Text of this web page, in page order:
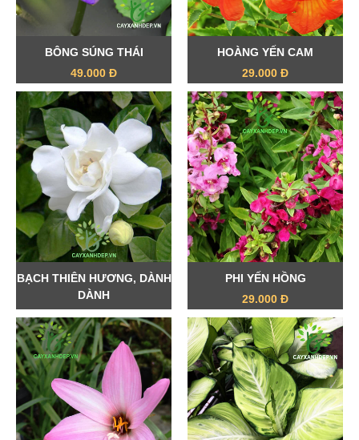
BÔNG SÚNG THÁI
49.000 Đ
HOÀNG YẾN CAM
29.000 Đ
BẠCH THIÊN HƯƠNG, DÀNH
DÀNH
40.000 Đ
PHI YẾN HỒNG
29.000 Đ